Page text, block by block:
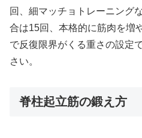
回、細マッチョトレーニング
合は15回、本格的に筋肉を増
で反復限界がくる重さの設定
さい。
脊柱起立筋の鍛え方